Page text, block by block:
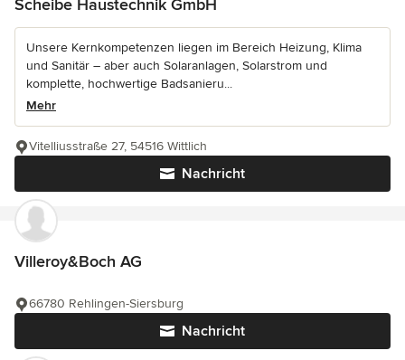
Scheibe Haustechnik GmbH
Unsere Kernkompetenzen liegen im Bereich Heizung, Klima
und Sanitär – aber auch Solaranlagen, Solarstrom und
komplette, hochwertige Badsanieru...
Mehr
Nachricht
Vitelliusstraße 27, 54516 Wittlich
Villeroy&Boch AG
Nachricht
66780 Rehlingen-Siersburg